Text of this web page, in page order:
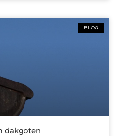
BLOG
dakgoten